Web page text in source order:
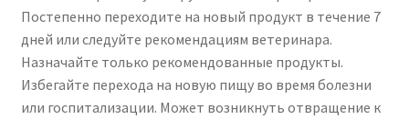
Постепенно переходите на новый продукт в течение 7
дней или следуйте рекомендациям ветеринара.
Назначайте только рекомендованные продукты.
Избегайте перехода на новую пищу во время болезни
или госпитализации. Может возникнуть отвращение к